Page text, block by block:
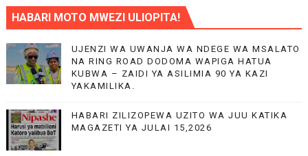
HABARI MOTO MWEZI ULIOPITA!
UJENZI WA UWANJA WA NDEGE WA MSALATO
NA RING ROAD DODOMA WAPIGA HATUA
KUBWA – ZAIDI YA ASILIMIA 90 YA KAZI
YAKAMILIKA.
HABARI ZILIZOPEWA UZITO WA JUU KATIKA
MAGAZETI YA JULAI 15,2026